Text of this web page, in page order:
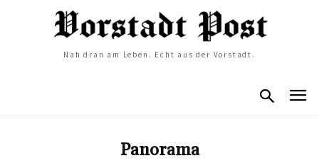
Nah dran am Leben. Echt aus der Vorstadt.
Panorama